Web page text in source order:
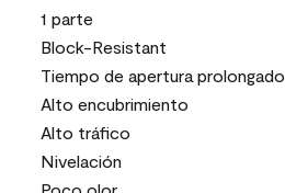
1 parte
Block-Resistant
Tiempo de apertura prolongado
Alto encubrimiento
Alto tráfico
Nivelación